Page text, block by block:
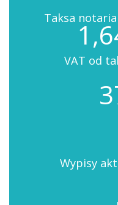
Taksa
VAT od
Wypisy